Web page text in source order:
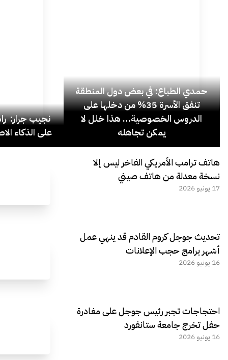
حمدي الطباع: في بعض دول المنطقة
تنفق الأسرة 35% من دخلها على
الدروس الخصوصية… هذا خلل لا
يمكن تجاهله
نجيب جرار:
على الذكاء
هاتف ترامب الأمريكي الفاخر ليس إلا
نسخة معدلة من هاتف صيني
17 يونيو 2026
تحديث جوجل كروم القادم قد ينهي عمل
أشهر برامج حجب الإعلانات
16 يونيو 2026
احتجاجات تجبر رئيس جوجل على مغادرة
حفل تخرج جامعة ستانفورد
16 يونيو 2026